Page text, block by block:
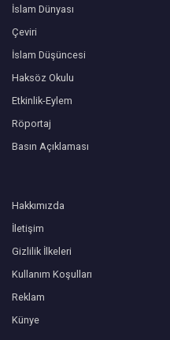
İslam Dünyası
Çeviri
İslam Düşüncesi
Haksöz Okulu
Etkinlik-Eylem
Röportaj
Basın Açıklaması
Hakkımızda
İletişim
Gizlilik İlkeleri
Kullanım Koşulları
Reklam
Künye